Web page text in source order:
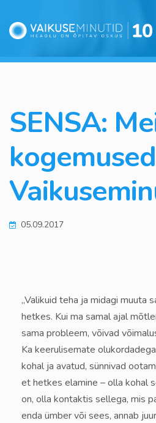
SENSA:
kogemused
05.09.2017
„Valikuid teha ja midagi muuta
hetkes. Kui ma samal ajal
sama probleem, võivad
Ka keerulisemate
kohal ja avatud, sünnivad
et hetkes elamine – olla kohal
on, olla kontaktis sellega, mis
enda ümber või sees, annab